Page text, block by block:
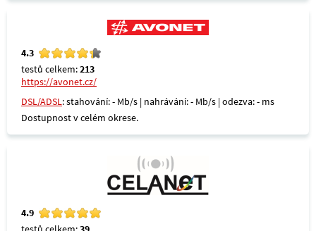
4.3
testů celkem:213
https://avonet.cz/
DSL/ADSL: stahování: - Mb/s | nahrávání: - Mb/s | odezva: - ms
Dostupnost v celém okrese.
4.9